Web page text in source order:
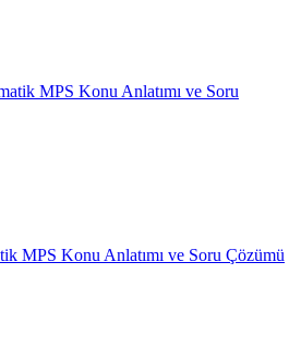
MPS Konu Anlatımı ve Soru Çözümü